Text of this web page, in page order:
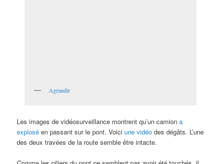
Agrandir
Les images de vidéosurveillance montrent qu’un camiona
explosé en passant sur le pont. Voiciune vidéo des dégâts. L’une
des deux travées de la route semble être intacte.